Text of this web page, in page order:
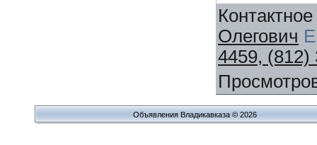
Олегович E
4459, (812)
Объявления Владикавказа © 2026